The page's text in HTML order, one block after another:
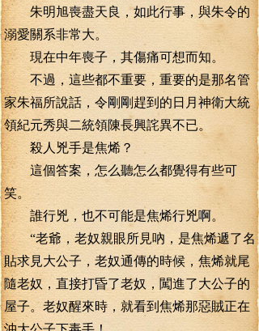
朱明旭喪盡天良，如此行事，與朱令的
溺愛關系非常大。
現在中年喪子，其傷痛可想而知。
不過，這些都不重要，重要的是那名管
家朱福所說話，令剛剛趕到的日月神衛大統
領紀元秀與二統領陳長興詫異不已。
殺人兇手是焦烯？
這個答案，怎么聽怎么都覺得有些可
笑。
誰行兇，也不可能是焦烯行兇啊。
“老爺，老奴親眼所見吶，是焦烯遞了名
貼求見大公子，老奴通傳的時候，焦烯就尾
隨老奴，直接打昏了老奴，闖進了大公子的
屋子。老奴醒來時，就看到焦烯那惡賊正在